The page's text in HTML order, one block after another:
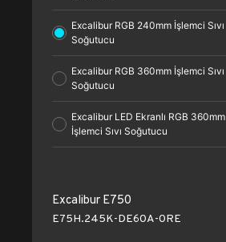
Excalibur RGB 240mm İşlemci Sıvı
Soğutucu
Excalibur RGB 360mm İşlemci Sıvı
Soğutucu
Excalibur LED Ekranlı RGB 360mm
İşlemci Sıvı Soğutucu
Excalibur E750
E75H.245K-DE60A-0RE